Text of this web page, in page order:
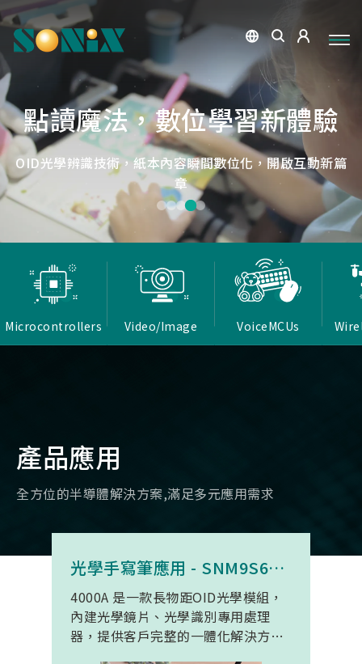
微小核心，巨大力量
松翰MCU：極致效能，智慧應用無所不在
低延遲戰場
Report Rate 性能之巔，松翰電競，掌控每一秒
捕捉每個清晰瞬間
高畫質ISP技術，支援HDR/3D降噪，提供卓越影像處理
能力
點讀魔法，數位學習新體驗
OID光學辨識技術，紙本內容瞬間數位化，開啟互動新篇
章
低延遲，無線視界
確保流暢穩定的影像傳輸
Microcontrollers Video/Image VoiceMCUs
產品應用
全方位的半導體解決方案,滿足多元應用需求
光學手寫筆應用 - SNM9S6100BC4000A
4000A 是一款長物距OID光學模組，
內建光學鏡片、光學識別專用處理
器，提供客戶完整的一體化解決方